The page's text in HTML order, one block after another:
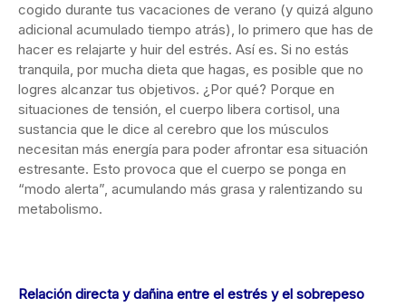
cogido durante tus vacaciones de verano (y quizá alguno
adicional acumulado tiempo atrás), lo primero que has de
hacer es relajarte y huir del estrés. Así es. Si no estás
tranquila, por mucha dieta que hagas, es posible que no
logres alcanzar tus objetivos. ¿Por qué? Porque en
situaciones de tensión, el cuerpo libera cortisol, una
sustancia que le dice al cerebro que los músculos
necesitan más energía para poder afrontar esa situación
estresante. Esto provoca que el cuerpo se ponga en
“modo alerta”, acumulando más grasa y ralentizando su
metabolismo.
Relación directa y dañina entre el estrés y el sobrepeso